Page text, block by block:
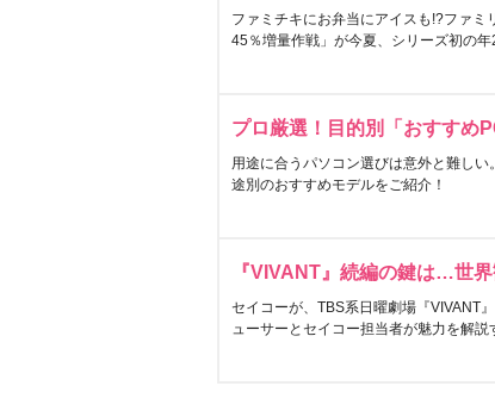
ファミチキにお弁当にアイスも!?ファミ
45％増量作戦」が今夏、シリーズ初の年
プロ厳選！目的別「おすすめ
用途に合うパソコン選びは意外と難し
途別のおすすめモデルをご紹介！
『VIVANT』続編の鍵は…世
セイコーが、TBS系日曜劇場『VIVANT
ューサーとセイコー担当者が魅力を解説